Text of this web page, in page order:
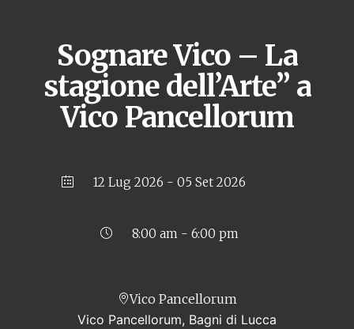
Sognare Vico – La
stagione dell’Arte” a
Vico Pancellorum
12 Lug 2026 - 05 Set 2026
8:00 am - 6:00 pm
Vico Pancellorum
Vico Pancellorum, Bagni di Lucca